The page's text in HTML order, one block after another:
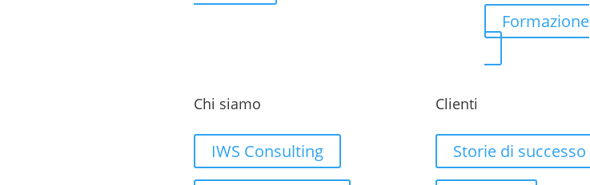
Formazione
Chi siamo
IWS Consulting
Clienti
Storie di successo